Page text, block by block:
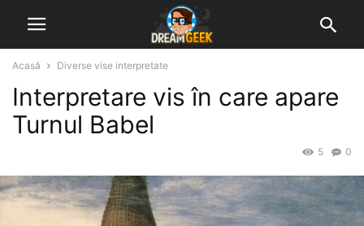
Acasă Diverse vise interpretate
Interpretare vis în care apare
Turnul Babel
0
5